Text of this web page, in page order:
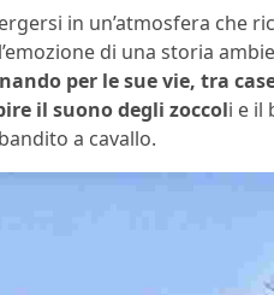
in un’atmosfera che
di una storia
per le sue vie, tra
il suono degli zoccoli e il
a cavallo.